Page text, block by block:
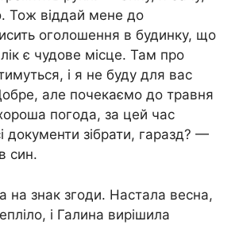
Тож віддай мене до
оголошення в будинку, що
є чудове місце. Там про
і я не буду для вас
але почекаємо до травня
погода, за цей час
документи зібрати, гаразд? —
син.
на знак згоди. Настала весна,
і Галина вирішила